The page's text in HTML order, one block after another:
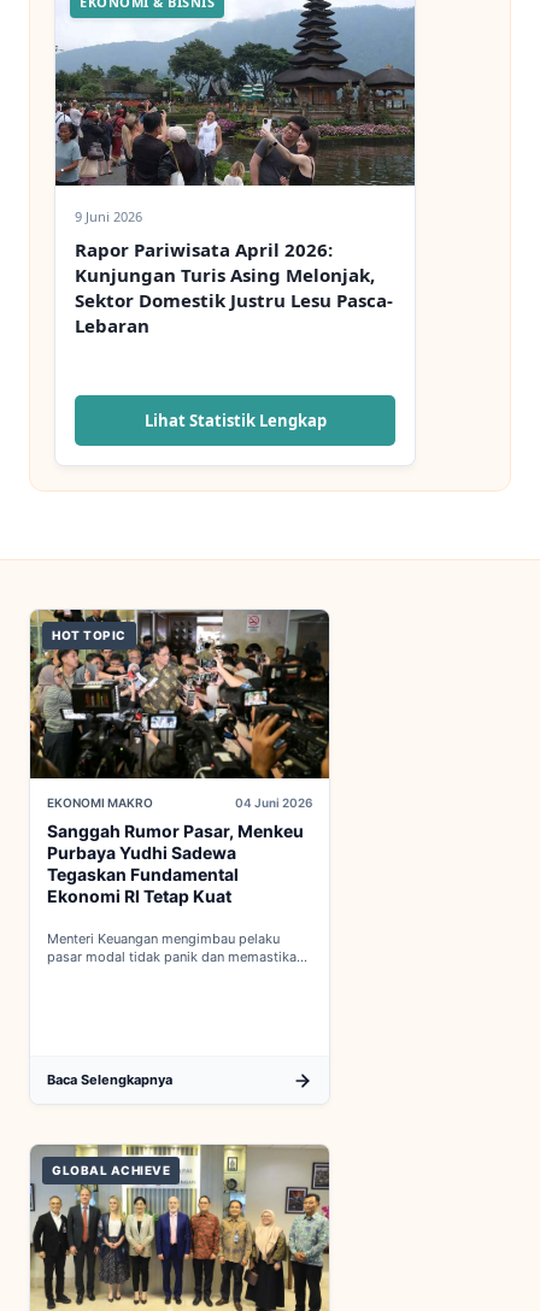
9 Juni 2026
Rapor Pariwisata April 2026:
Kunjungan Turis Asing Melonjak,
Sektor Domestik Justru Lesu Pasca-
Lebaran
Lihat Statistik Lengkap
HOT TOPIC
EKONOMI MAKRO 04 Juni 2026
Sanggah Rumor Pasar, Menkeu
Purbaya Yudhi Sadewa
Tegaskan Fundamental
Ekonomi RI Tetap Kuat
Menteri Keuangan mengimbau pelaku
pasar modal tidak panik dan memastikan
Baca Selengkapnya
GLOBAL ACHIEVE